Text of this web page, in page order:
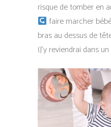
risque de tomber en
faire marcher
bras au dessus de
(J’y reviendrai dans